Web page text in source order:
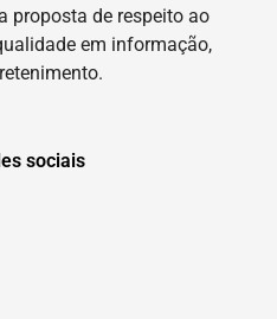
proposta de respeito ao
em informação,
sociais